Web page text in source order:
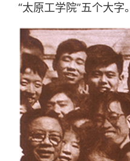
“太原工学院”五个大字。